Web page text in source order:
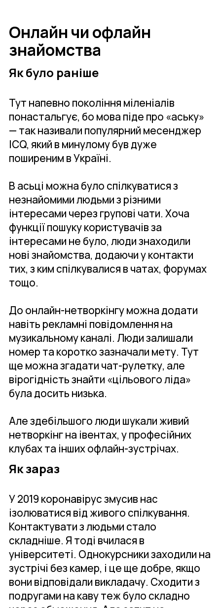
Онлайн чи офлайн
знайомства
Як було раніше
Тут напевно покоління міленіалів
понастальгує, бо мова піде про «аську»
— так називали популярний месенджер
ICQ, який в минулому був дуже
поширеним в Україні.
В асьці можна було спілкуватися з
незнайомими людьми з різними
інтересами через групові чати. Хоча
функції пошуку користувачів за
інтересами не було, люди знаходили
нові знайомства, додаючи у контакти
тих, з ким спілкувалися в чатах, форумах
тощо.
До онлайн-нетворкінгу можна додати
навіть рекламні повідомлення на
музикальному каналі. Люди залишали
номер та коротко зазначали мету. Тут
ще можна згадати чат-рулетку, але
вірогідність знайти «цільового ліда»
була досить низька.
Але здебільшого люди шукали живий
нетворкінг на івентах, у професійних
клубах та інших офлайн-зустрічах.
Як зараз
У 2019 коронавірус змусив нас
ізолюватися від живого спілкування.
Контактувати з людьми стало
складніше. Я тоді вчилася в
університеті. Однокурсники заходили на
зустрічі без камер, і це ще добре, якщо
вони відповідали викладачу. Сходити з
подругами на каву теж було складно